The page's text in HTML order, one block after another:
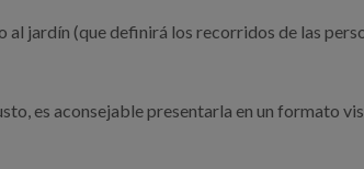
jardín (que definirá los recorridos de las
es aconsejable presentarla en un formato